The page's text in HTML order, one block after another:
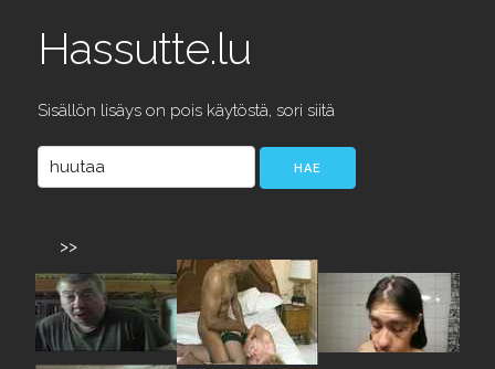
Hassutte.lu
Sisällön lisäys on pois käytöstä, sori siitä
>>